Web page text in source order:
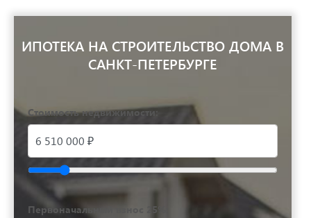
ИПОТЕКА НА СТРОИТЕЛЬСТВО ДОМА В
САНКТ-ПЕТЕРБУРГЕ
Стоимость недвижимости:
Первоначальный взнос 25%: